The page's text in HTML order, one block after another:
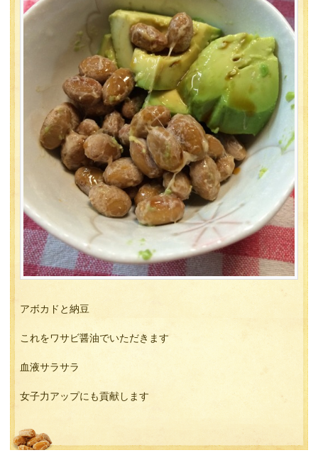
アボカドと納豆
これをワサビ醤油でいただきます
血液サラサラ
女子力アップにも貢献します